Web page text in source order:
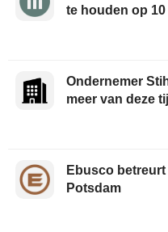
te houden op
Ondernemer
meer van deze
Ebusco
Potsdam